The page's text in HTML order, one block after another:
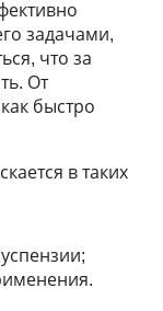
задачами,
что за
От
быстро
в таких